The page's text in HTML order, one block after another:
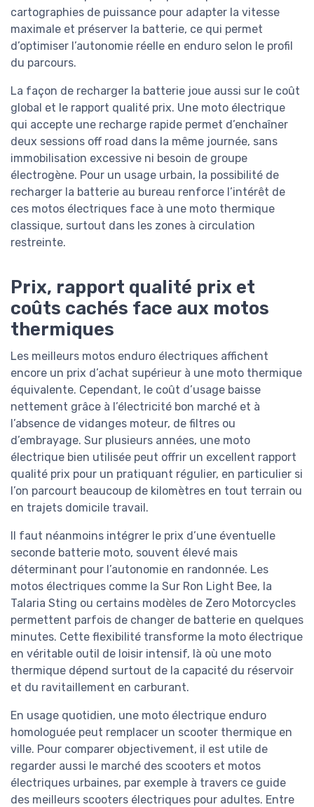
cartographies de puissance pour adapter la vitesse
maximale et préserver la batterie, ce qui permet
d’optimiser l’autonomie réelle en enduro selon le profil
du parcours.
La façon de recharger la batterie joue aussi sur le coût
global et le rapport qualité prix. Une moto électrique
qui accepte une recharge rapide permet d’enchaîner
deux sessions off road dans la même journée, sans
immobilisation excessive ni besoin de groupe
électrogène. Pour un usage urbain, la possibilité de
recharger la batterie au bureau renforce l’intérêt de
ces motos électriques face à une moto thermique
classique, surtout dans les zones à circulation
restreinte.
Prix, rapport qualité prix et
coûts cachés face aux motos
thermiques
Les meilleurs motos enduro électriques affichent
encore un prix d’achat supérieur à une moto thermique
équivalente. Cependant, le coût d’usage baisse
nettement grâce à l’électricité bon marché et à
l’absence de vidanges moteur, de filtres ou
d’embrayage. Sur plusieurs années, une moto
électrique bien utilisée peut offrir un excellent rapport
qualité prix pour un pratiquant régulier, en particulier si
l’on parcourt beaucoup de kilomètres en tout terrain ou
en trajets domicile travail.
Il faut néanmoins intégrer le prix d’une éventuelle
seconde batterie moto, souvent élevé mais
déterminant pour l’autonomie en randonnée. Les
motos électriques comme la Sur Ron Light Bee, la
Talaria Sting ou certains modèles de Zero Motorcycles
permettent parfois de changer de batterie en quelques
minutes. Cette flexibilité transforme la moto électrique
en véritable outil de loisir intensif, là où une moto
thermique dépend surtout de la capacité du réservoir
et du ravitaillement en carburant.
En usage quotidien, une moto électrique enduro
homologuée peut remplacer un scooter thermique en
ville. Pour comparer objectivement, il est utile de
regarder aussi le marché des scooters et motos
électriques urbaines, par exemple à travers ce guide
des meilleurs scooters électriques pour adultes. Entre